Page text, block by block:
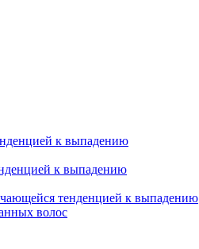
к выпадению
к выпадению
тенденцией к выпадению
волос